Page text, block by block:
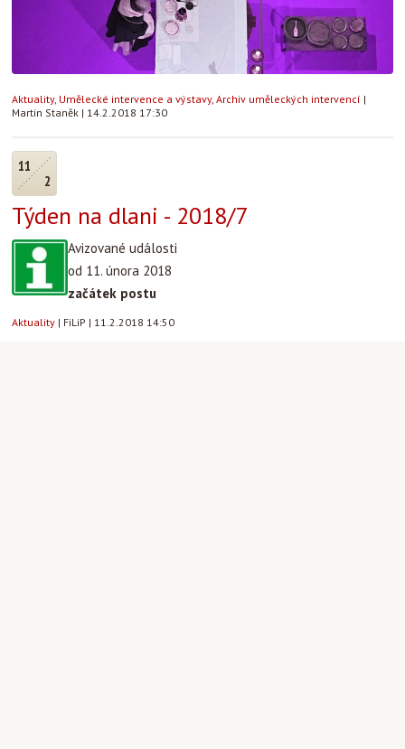
Aktuality, Umělecké intervence a výstavy, Archiv uměleckých intervencí |
Martin Staněk | 14.2.2018 17:30
11
2
Týden na dlani - 2018/7
Avizované události
od 11. února 2018
začátek postu
Aktuality | FiLiP | 11.2.2018 14:50